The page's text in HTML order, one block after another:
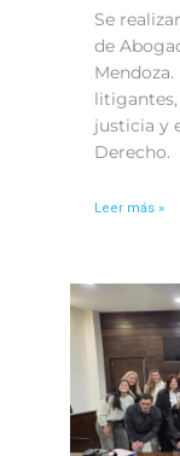
Se
de
justicia y
Derecho.
Leer más »